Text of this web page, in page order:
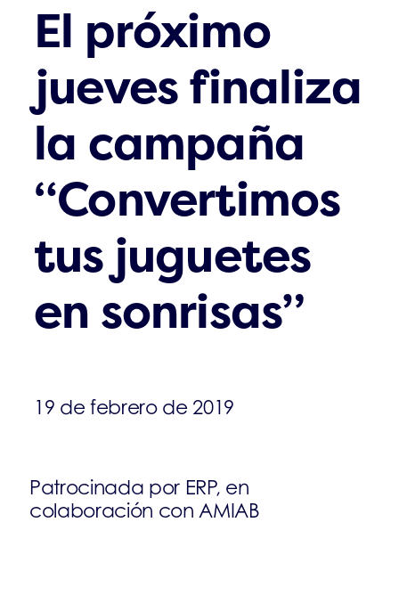
El próximo
jueves finaliza
la campaña
“Convertimos
tus juguetes
en sonrisas”
19 de febrero de 2019
Patrocinada por ERP, en
colaboración con AMIAB